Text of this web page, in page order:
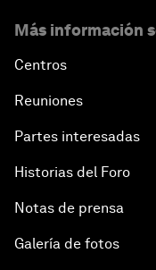
Más información
Centros
Reuniones
Partes interesadas
Historias del Foro
Notas de prensa
Galería de fotos